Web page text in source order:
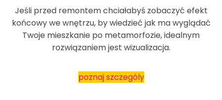
Jeśli przed remontem chciałabyś zobaczyć efekt
końcowy we wnętrzu, by wiedzieć jak ma wyglądać
Twoje mieszkanie po metamorfozie, idealnym
rozwiązaniem jest wizualizacja.
poznaj szczególy